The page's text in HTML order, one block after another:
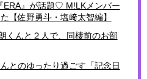
ERA』が話題♡ M!LKメンバー
【佐野勇斗・塩﨑太智編】
くんと２人で、同棲前のお部
とのゆったり過ごす「記念日